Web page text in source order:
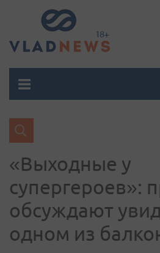
«Выходные у
супергероев»:
обсуждают
одном из